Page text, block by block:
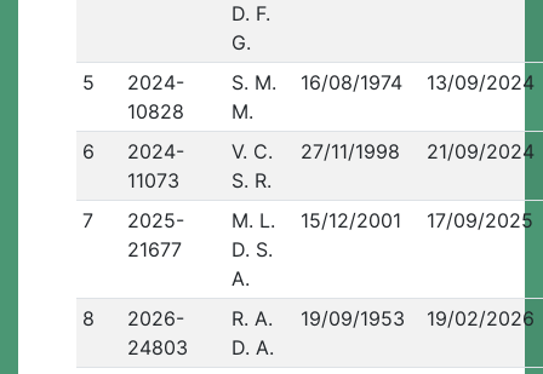
D. F.
G.
5
2024-
10828
S. M.
M.
16/08/1974 13/09/2024
6
2024-
11073
V. C.
S. R.
27/11/1998 21/09/2024
7
2025-
21677
M. L.
D. S.
A.
15/12/2001 17/09/2025
8
2026-
24803
R. A.
D. A.
19/09/1953 19/02/2026